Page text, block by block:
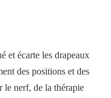
et écarte les drapeaux
des positions et des
le nerf, de la thérapie